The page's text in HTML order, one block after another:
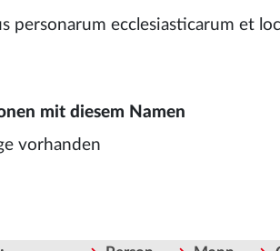
personarum ecclesiasticarum et
mit diesem Namen
vorhanden